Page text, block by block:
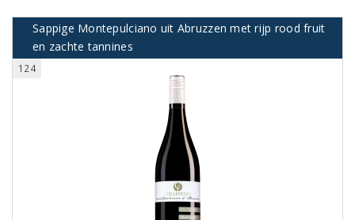
Sappige Montepulciano uit Abruzzen met rijp rood fruit
en zachte tannines
124